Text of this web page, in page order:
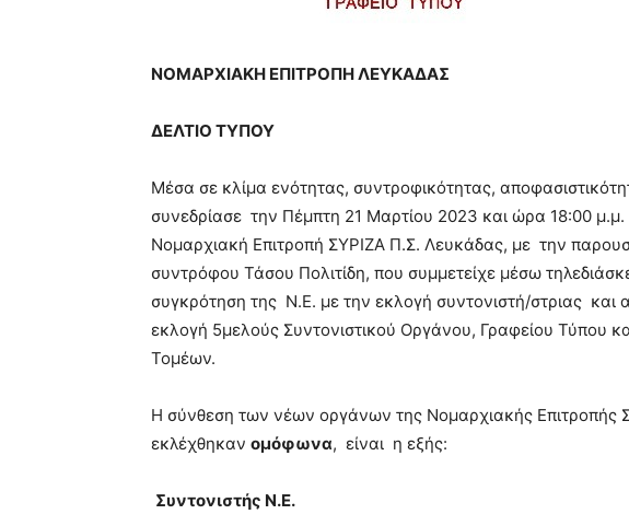
ΝΟΜΑΡΧΙΑΚΗ ΕΠΙΤΡΟΠΗΛΕΥΚΑΔΑΣ
ΔΕΛΤΙΟ ΤΥΠΟΥ
Μέσα σε κλίμα ενότητας, συντροφικότητας,
συνεδρίασε την Πέμπτη 21 Μαρτίου 2023 και ώρα 18:00
Νομαρχιακή Επιτροπή ΣΥΡΙΖΑ Π.Σ. Λευκάδας, με την
συντρόφου Τάσου Πολιτίδη, που συμμετείχε μέσω
συγκρότηση της Ν.Ε. με την εκλογή συντονιστή/στριας και
εκλογή 5μελούς Συντονιστικού Οργάνου, Γραφείου Τύπου
Τομέων.
Η σύνθεση των νέων οργάνων της Νομαρχιακής Επιτροπής
εκλέχθηκαν ομόφωνα, είναι η εξής:
Συντονιστής Ν.Ε.